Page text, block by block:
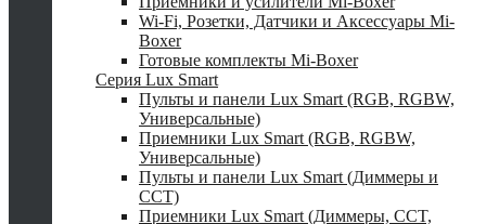
Wi-Fi, Розетки, Датчики и Аксессуары Mi-
Boxer
Готовые комплекты Mi-Boxer
Серия Lux Smart
Пульты и панели Lux Smart (RGB, RGBW,
Универсальные)
Приемники Lux Smart (RGB, RGBW,
Универсальные)
Пульты и панели Lux Smart (Диммеры и
CCT)
Приемники Lux Smart (Диммеры, CCT,